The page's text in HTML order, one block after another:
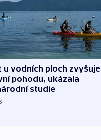
u vodních ploch zvyšuje
pohodu, ukázala
studie